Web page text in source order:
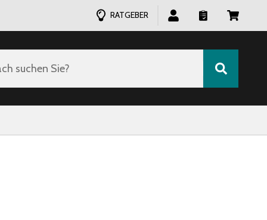
RATGEBER
suchen Sie?